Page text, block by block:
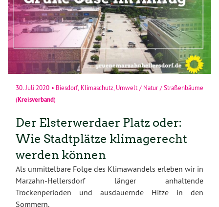
30. Juli 2020 • Biesdorf, Klimaschutz, Umwelt / Natur / Straßenbäume
(Kreisverband)
Der Elsterwerdaer Platz oder:
Wie Stadtplätze klimagerecht
werden können
Als unmittelbare Folge des Klimawandels erleben wir in
Marzahn-Hellersdorf länger anhaltende
Trockenperioden und ausdauernde Hitze in den
Sommern.